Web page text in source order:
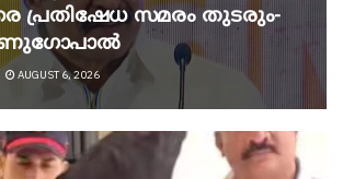
പ്രതിഷേധ സമരം തുടരും-
AUGUST 6, 2026